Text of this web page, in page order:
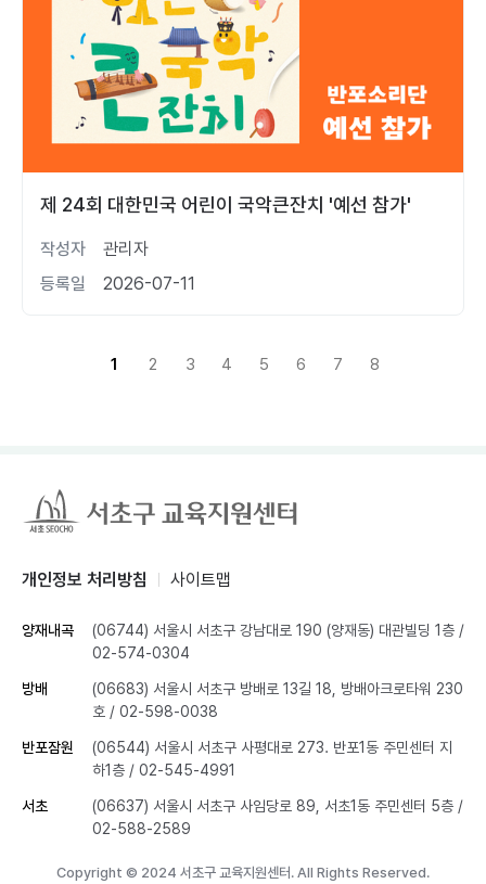
제 24회 대한민국 어린이 국악큰잔치 '예선 참가'
작성자
관리자
등록일
2026-07-11
1 2 3 4 5 6 7 8
개인정보 처리방침 사이트맵
양재내곡 (06744) 서울시 서초구 강남대로 190 (양재동) 대관빌딩 1층 /
02-574-0304
방배
(06683) 서울시 서초구 방배로 13길 18, 방배아크로타워 230
호 / 02-598-0038
반포잠원
(06544) 서울시 서초구 사평대로 273. 반포1동 주민센터 지
하1층 / 02-545-4991
서초 (06637) 서울시 서초구 사임당로 89, 서초1동 주민센터 5층 /
02-588-2589
Copyright © 2024 서초구 교육지원센터. All Rights Reserved.